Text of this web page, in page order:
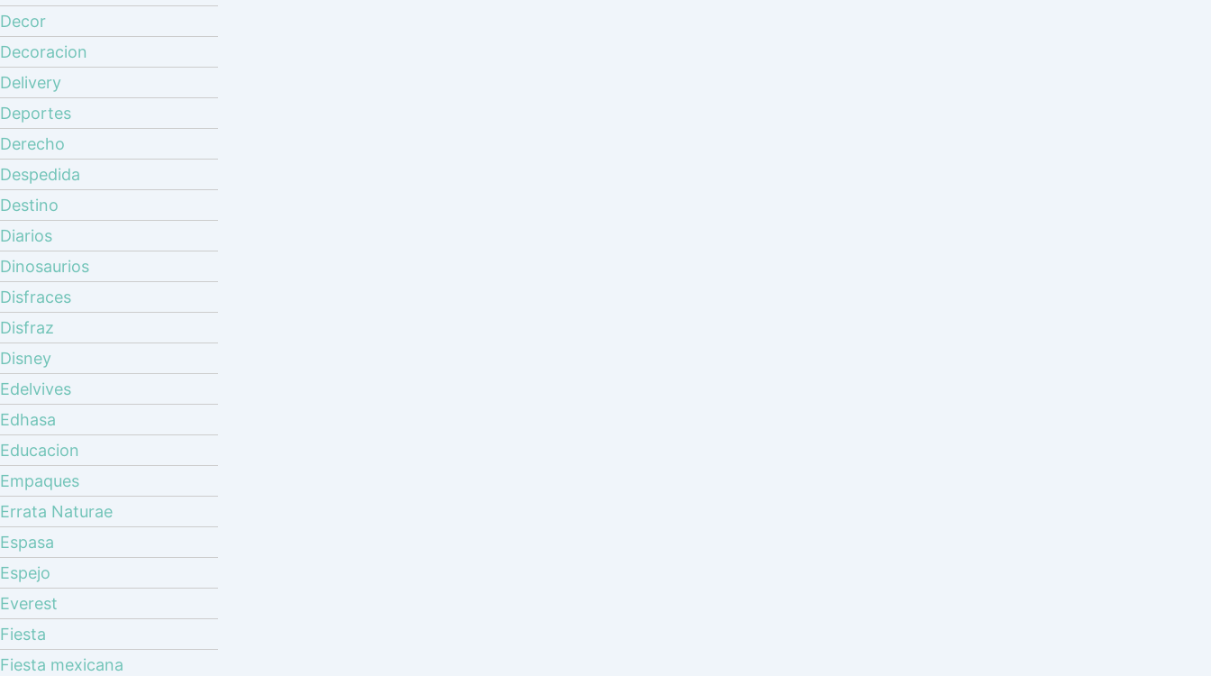
Decor
Decoracion
Delivery
Deportes
Derecho
Despedida
Destino
Diarios
Dinosaurios
Disfraces
Disfraz
Disney
Edelvives
Edhasa
Educacion
Empaques
Errata Naturae
Espasa
Espejo
Everest
Fiesta
Fiesta mexicana